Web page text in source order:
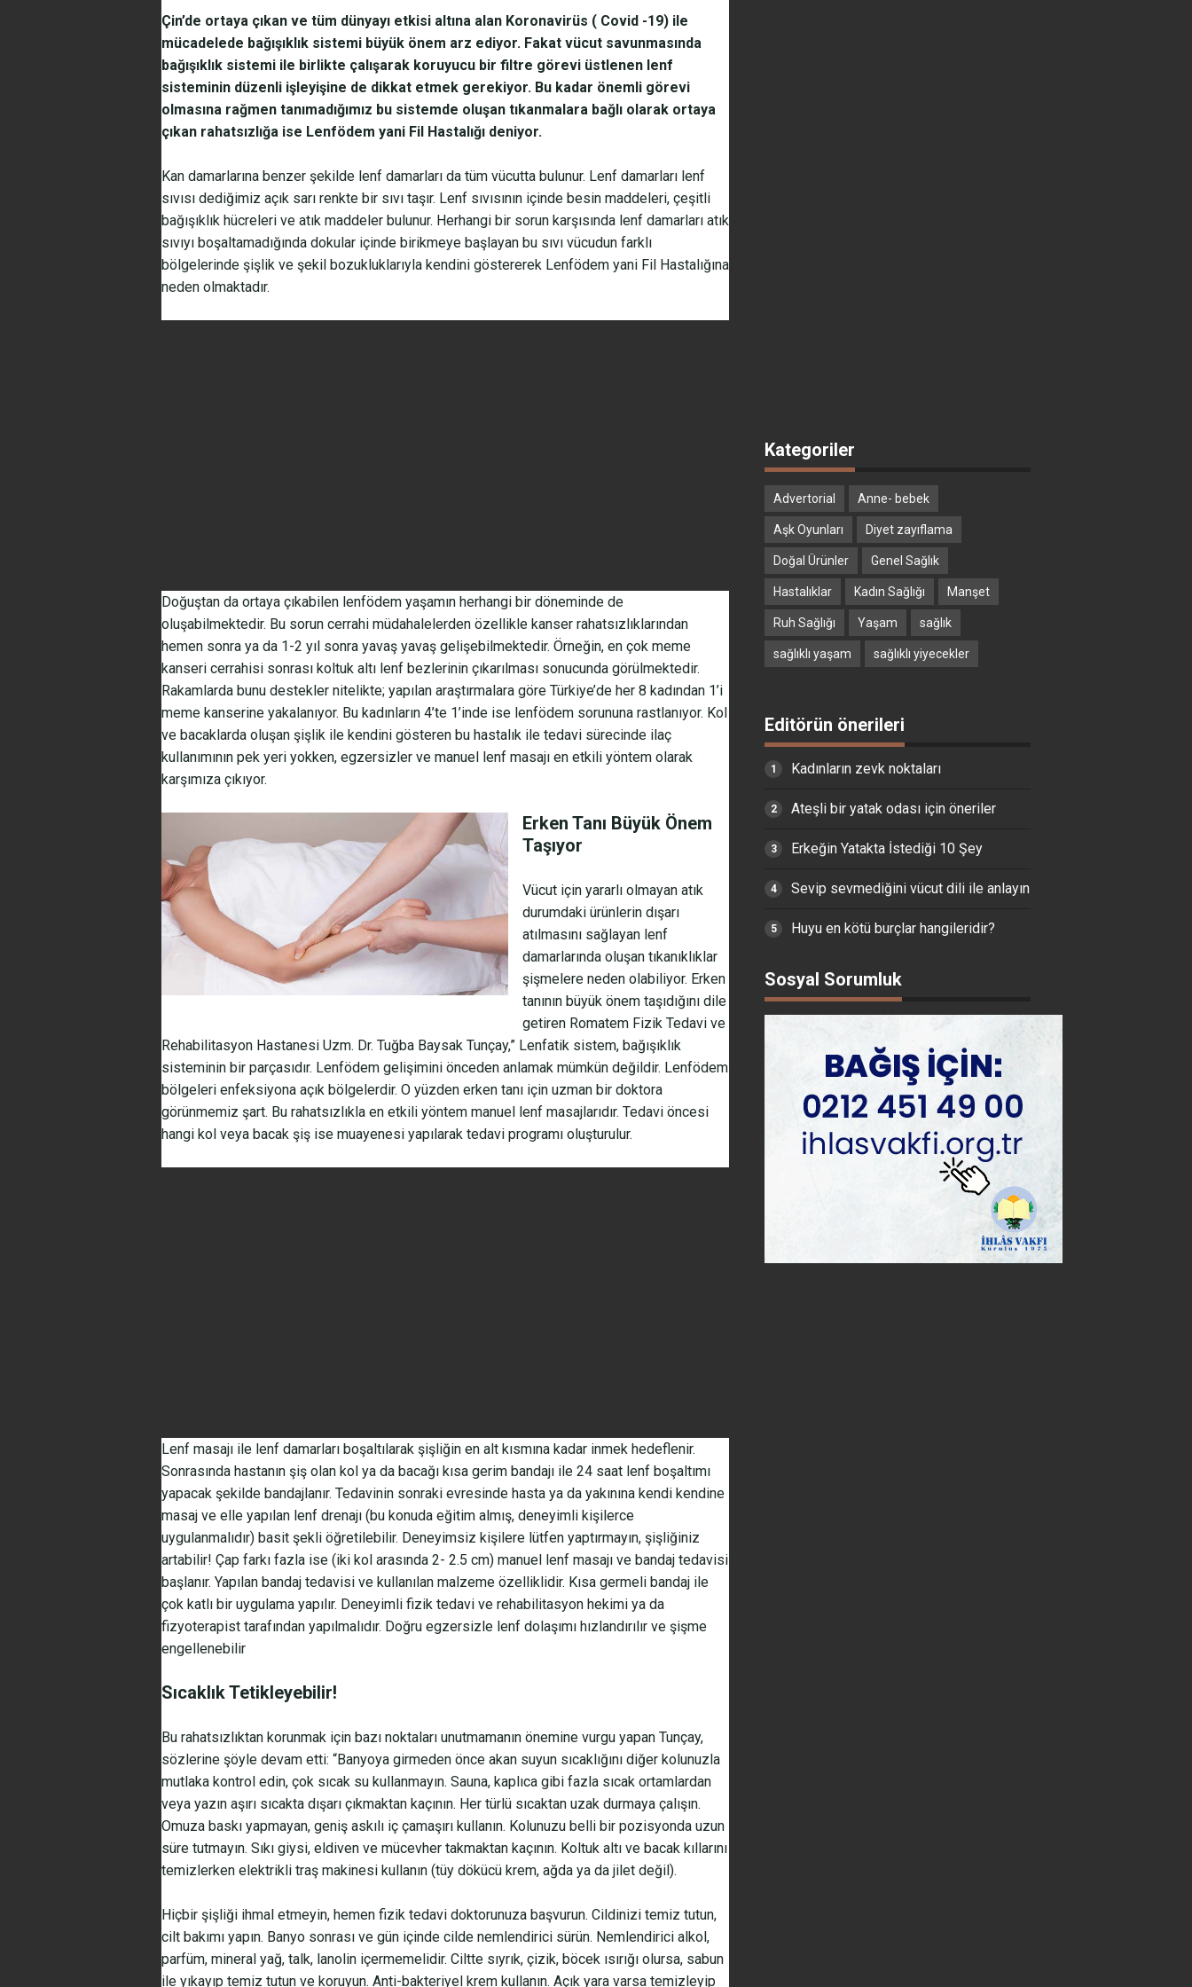
Çin’de ortaya çıkan ve tüm dünyayı etkisi altına alan Koronavirüs ( Covid -19) ile
mücadelede bağışıklık sistemi büyük önem arz ediyor. Fakat vücut savunmasında
bağışıklık sistemi ile birlikte çalışarak koruyucu bir filtre görevi üstlenen lenf
sisteminin düzenli işleyişine de dikkat etmek gerekiyor. Bu kadar önemli görevi
olmasına rağmen tanımadığımız bu sistemde oluşan tıkanmalara bağlı olarak ortaya
çıkan rahatsızlığa ise Lenfödem yani Fil Hastalığı deniyor.
Kan damarlarına benzer şekilde lenf damarları da tüm vücutta bulunur. Lenf damarları lenf
sıvısı dediğimiz açık sarı renkte bir sıvı taşır. Lenf sıvısının içinde besin maddeleri, çeşitli
bağışıklık hücreleri ve atık maddeler bulunur. Herhangi bir sorun karşısında lenf damarları atık
sıvıyı boşaltamadığında dokular içinde birikmeye başlayan bu sıvı vücudun farklı
bölgelerinde şişlik ve şekil bozukluklarıyla kendini göstererek Lenfödem yani Fil Hastalığına
neden olmaktadır.
Doğuştan da ortaya çıkabilen lenfödem yaşamın herhangi bir döneminde de
oluşabilmektedir. Bu sorun cerrahi müdahalelerden özellikle kanser rahatsızlıklarından
hemen sonra ya da 1-2 yıl sonra yavaş yavaş gelişebilmektedir. Örneğin, en çok meme
kanseri cerrahisi sonrası koltuk altı lenf bezlerinin çıkarılması sonucunda görülmektedir.
Rakamlarda bunu destekler nitelikte; yapılan araştırmalara göre Türkiye’de her 8 kadından 1’i
meme kanserine yakalanıyor. Bu kadınların 4’te 1’inde ise lenfödem sorununa rastlanıyor. Kol
ve bacaklarda oluşan şişlik ile kendini gösteren bu hastalık ile tedavi sürecinde ilaç
kullanımının pek yeri yokken, egzersizler ve manuel lenf masajı en etkili yöntem olarak
karşımıza çıkıyor.
Erken Tanı Büyük Önem
Taşıyor
Vücut için yararlı olmayan atık
durumdaki ürünlerin dışarı
atılmasını sağlayan lenf
damarlarında oluşan tıkanıklıklar
şişmelere neden olabiliyor. Erken
tanının büyük önem taşıdığını dile
getiren Romatem Fizik Tedavi ve
Rehabilitasyon Hastanesi Uzm. Dr. Tuğba Baysak Tunçay,” Lenfatik sistem, bağışıklık
sisteminin bir parçasıdır. Lenfödem gelişimini önceden anlamak mümkün değildir. Lenfödem
bölgeleri enfeksiyona açık bölgelerdir. O yüzden erken tanı için uzman bir doktora
görünmemiz şart. Bu rahatsızlıkla en etkili yöntem manuel lenf masajlarıdır. Tedavi öncesi
hangi kol veya bacak şiş ise muayenesi yapılarak tedavi programı oluşturulur.
Lenf masajı ile lenf damarları boşaltılarak şişliğin en alt kısmına kadar inmek hedeflenir.
Sonrasında hastanın şiş olan kol ya da bacağı kısa gerim bandajı ile 24 saat lenf boşaltımı
yapacak şekilde bandajlanır. Tedavinin sonraki evresinde hasta ya da yakınına kendi kendine
masaj ve elle yapılan lenf drenajı (bu konuda eğitim almış, deneyimli kişilerce
uygulanmalıdır) basit şekli öğretilebilir. Deneyimsiz kişilere lütfen yaptırmayın, şişliğiniz
artabilir! Çap farkı fazla ise (iki kol arasında 2- 2.5 cm) manuel lenf masajı ve bandaj tedavisi
başlanır. Yapılan bandaj tedavisi ve kullanılan malzeme özelliklidir. Kısa germeli bandaj ile
çok katlı bir uygulama yapılır. Deneyimli fizik tedavi ve rehabilitasyon hekimi ya da
fizyoterapist tarafından yapılmalıdır. Doğru egzersizle lenf dolaşımı hızlandırılır ve şişme
engellenebilir
Sıcaklık Tetikleyebilir!
Bu rahatsızlıktan korunmak için bazı noktaları unutmamanın önemine vurgu yapan Tunçay,
sözlerine şöyle devam etti: “Banyoya girmeden önce akan suyun sıcaklığını diğer kolunuzla
mutlaka kontrol edin, çok sıcak su kullanmayın. Sauna, kaplıca gibi fazla sıcak ortamlardan
veya yazın aşırı sıcakta dışarı çıkmaktan kaçının. Her türlü sıcaktan uzak durmaya çalışın.
Omuza baskı yapmayan, geniş askılı iç çamaşırı kullanın. Kolunuzu belli bir pozisyonda uzun
süre tutmayın. Sıkı giysi, eldiven ve mücevher takmaktan kaçının. Koltuk altı ve bacak kıllarını
temizlerken elektrikli traş makinesi kullanın (tüy dökücü krem, ağda ya da jilet değil).
Hiçbir şişliği ihmal etmeyin, hemen fizik tedavi doktorunuza başvurun. Cildinizi temiz tutun,
cilt bakımı yapın. Banyo sonrası ve gün içinde cilde nemlendirici sürün. Nemlendirici alkol,
parfüm, mineral yağ, talk, lanolin içermemelidir. Ciltte sıyrık, çizik, böcek ısırığı olursa, sabun
ile yıkayıp temiz tutun ve koruyun. Anti-bakteriyel krem kullanın. Açık yara varsa temizleyip
Kategoriler
Advertorial Anne- bebek
Aşk Oyunları Diyet zayıflama
Doğal Ürünler Genel Sağlık
Hastalıklar Kadın Sağlığı Manşet
Ruh Sağlığı Yaşam sağlık
sağlıklı yaşam sağlıklı yiyecekler
Editörün önerileri
Kadınların zevk noktaları
Ateşli bir yatak odası için öneriler
Erkeğin Yatakta İstediği 10 Şey
Sevip sevmediğini vücut dili ile anlayın
Huyu en kötü burçlar hangileridir?
Sosyal Sorumluk